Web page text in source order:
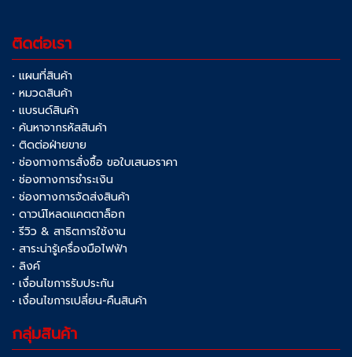
ติดต่อเรา
• แผนที่สินค้า
• หมวดสินค้า
• แบรนด์สินค้า
• ค้นหาจากรหัสสินค้า
• ติดต่อฝ่ายขาย
• ช่องทางการสั่งซื้อ ขอใบเสนอราคา
• ช่องทางการชำระเงิน
• ช่องทางการจัดส่งสินค้า
• ดาวน์โหลดแคตตาล็อก
• รีวิว & สาธิตการใช้งาน
• สาระน่ารู้เครื่องมือไฟฟ้า
• ลิงค์
• เงื่อนไขการรับประกัน
• เงื่อนไขการเปลี่ยน-คืนสินค้า
กลุ่มสินค้า